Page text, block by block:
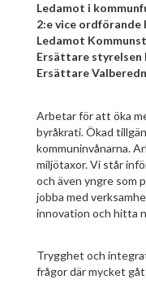
Ledamot i
2:e vice ordförande
Ledamot
Ersättare styrelsen
Ersättare
Arbetar för att öka
byråkrati. Ökad
kommuninvånarna.
miljötaxor. Vi står
och även yngre som
jobba med
innovation och hitta
Trygghet och
frågor där mycket